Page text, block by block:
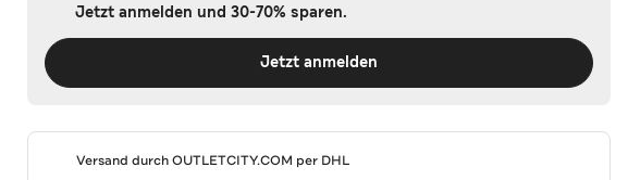
Jetzt anmelden und 30-70% sparen.
Jetzt anmelden
Versand durchOUTLETCITY.COM per DHL